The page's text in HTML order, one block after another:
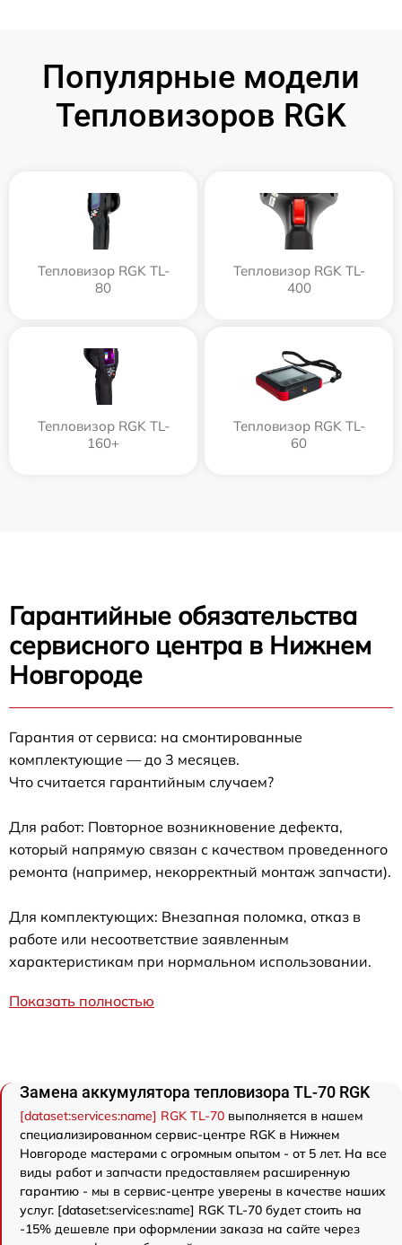
Популярные модели
Тепловизоров RGK
Тепловизор RGK TL-
80
Тепловизор RGK TL-
400
Тепловизор RGK TL-
160+
Тепловизор RGK TL-
60
Гарантийные обязательства
сервисного центра в Нижнем
Новгороде
Гарантия от сервиса: на смонтированные
комплектующие — до 3 месяцев.
Что считается гарантийным случаем?
Для работ: Повторное возникновение дефекта,
который напрямую связан с качеством проведенного
ремонта (например, некорректный монтаж запчасти).
Для комплектующих: Внезапная поломка, отказ в
работе или несоответствие заявленным
характеристикам при нормальном использовании.
Показать полностью
Замена аккумулятора тепловизора TL-70 RGK
[dataset:services:name] RGK TL-70 выполняется в нашем
специализированном сервис-центре RGK в Нижнем
Новгороде мастерами с огромным опытом - от 5 лет. На все
виды работ и запчасти предоставляем расширенную
гарантию - мы в сервис-центре уверены в качестве наших
услуг. [dataset:services:name] RGK TL-70 будет стоить на
-15% дешевле при оформлении заказа на сайте через